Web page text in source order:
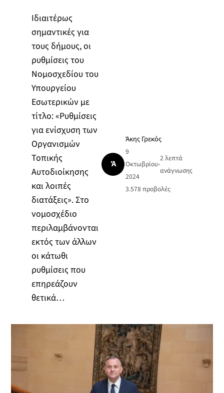
Ιδιαιτέρως
σημαντικές για
τους δήμους, οι
ρυθμίσεις του
Νομοσχεδίου του
Υπουργείου
Εσωτερικών με
τίτλο: «Ρυθμίσεις
για ενίσχυση των
Οργανισμών
Τοπικής
Αυτοδιοίκησης
και λοιπές
διατάξεις». Στο
νομοσχέδιο
περιλαμβάνονται
εκτός των άλλων
οι κάτωθι
ρυθμίσεις που
επηρεάζουν
θετικά…
Ά
Άκης Γρεκός
9
Οκτωβρίου
2024
•
2 λεπτά
ανάγνωσης
3.578 προβολές